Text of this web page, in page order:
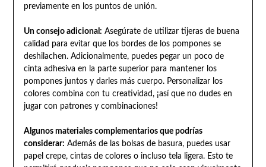
previamente en los puntos de unión.
Un consejo adicional: Asegúrate de utilizar tijeras de buena
calidad para evitar que los bordes de los pompones se
deshilachen. Adicionalmente, puedes pegar un poco de
cinta adhesiva en la parte superior para mantener los
pompones juntos y darles más cuerpo. Personalizar los
colores combina con tu creatividad, ¡así que no dudes en
jugar con patrones y combinaciones!
Algunos materiales complementarios que podrías
considerar: Además de las bolsas de basura, puedes usar
papel crepe, cintas de colores o incluso tela ligera. Esto te